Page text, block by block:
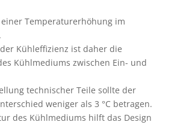
Temperaturerhöhung im
Kühleffizienz ist daher die
Kühlmediums zwischen Ein- und
technischer Teile sollte der
weniger als 3 °C betragen.
des Kühlmediums hilft das Design